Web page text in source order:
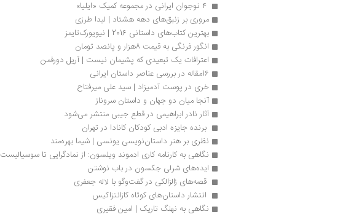
مروری بر زنبق‌های دهه هشتاد | لیدا طرزی
بهترین کتاب‌های داستانی 2016 | نیویورک‌تایمز
انگور فرنگی به قیمت 8هزار و پانصد تومان
اعترافات یک تبعیدی که پشیمان نیست | آریل دورفمن
16مقاله در بررسی عناصر داستان ایرانی
خری در پوست آدمیزاد | سید علی میرفتاح
آنجا میان دو جهان و داستان سروناز
آثار نادر ابراهیمی در قطع جیبی منتشر می‌شود
برنده جایزه ادبی کودکان کانادا در تهران
نظری بر هنر داستان‌نویسی یونسی | شیما بهره‌مند
نگاهی به کارنامه کاری ادموند ویلسون: از نمادگرایی تا سوسیالیست
ایده‌های شرلی جکسون در باب نوشتن
قصه‌های زالزالکی در گفت‌وگو با لاله جعفری
انتشار داستان‌های کوتاه کازانتزاکیس
نگاهی به نهنگ تاریک | امین فقیری